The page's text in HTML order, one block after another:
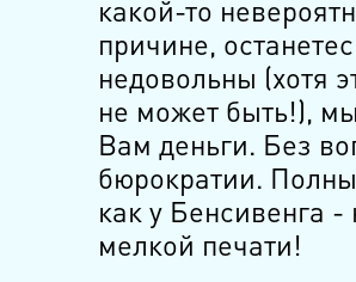
какой-то
причине,
недовольны (хотя
не может быть!),
Вам деньги. Без
бюрократии.
как у Бенсивенга -
мелкой печати!